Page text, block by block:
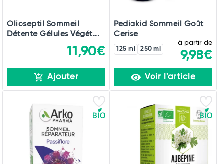
Olioseptil Sommeil
Détente Gélules Végét...
11,90€
Ajouter
Pediakid Sommeil Goût
Cerise
125 ml 250 ml
à partir de
9,98€
Voir l'article